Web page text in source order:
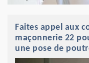
Faites appel aux
maçonnerie 22
une pose de